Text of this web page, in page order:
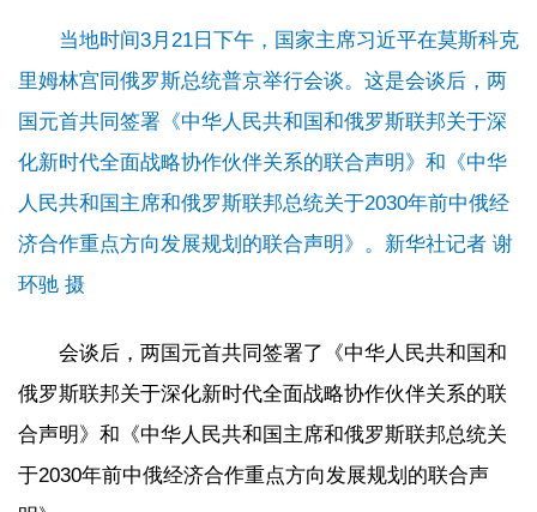
当地时间3月21日下午，国家主席习近平在莫斯科克
里姆林宫同俄罗斯总统普京举行会谈。这是会谈后，两
国元首共同签署《中华人民共和国和俄罗斯联邦关于深
化新时代全面战略协作伙伴关系的联合声明》和《中华
人民共和国主席和俄罗斯联邦总统关于2030年前中俄经
济合作重点方向发展规划的联合声明》。新华社记者 谢
环驰 摄
会谈后，两国元首共同签署了《中华人民共和国和
俄罗斯联邦关于深化新时代全面战略协作伙伴关系的联
合声明》和《中华人民共和国主席和俄罗斯联邦总统关
于2030年前中俄经济合作重点方向发展规划的联合声